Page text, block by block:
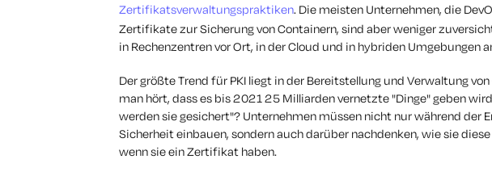
Zertifikatsverwaltungspraktiken. Die meisten Unternehmen, die
Zertifikate zur Sicherung von Containern, sind aber weniger
in Rechenzentren vor Ort, in der Cloud und in hybriden Umgebungen
Der größte Trend für PKI liegt in der Bereitstellung und Verwaltung
man hört, dass es bis 2021 25 Milliarden vernetzte "Dinge" geben
werden sie gesichert"? Unternehmen müssen nicht nur während der
Sicherheit einbauen, sondern auch darüber nachdenken, wie sie
wenn sie ein Zertifikat haben.